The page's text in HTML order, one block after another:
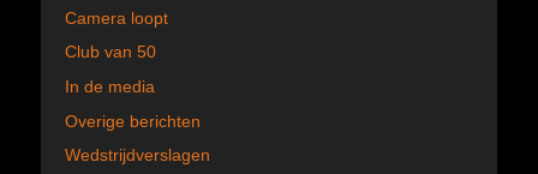
Camera loopt
Club van 50
In de media
Overige berichten
Wedstrijdverslagen